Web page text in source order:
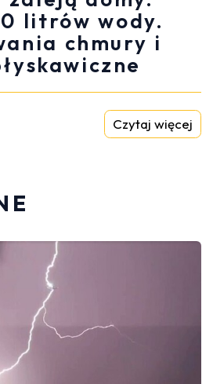
litrów wody.
chmury i
Czytaj więcej